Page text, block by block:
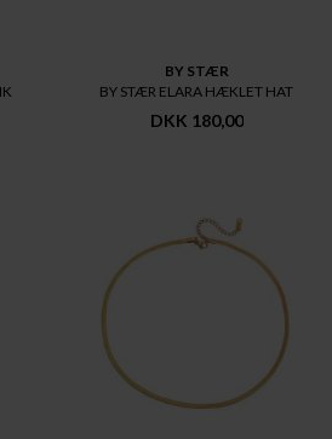
BY STÆR
BY STÆR ELARA HÆKLET HAT
DKK 180,00